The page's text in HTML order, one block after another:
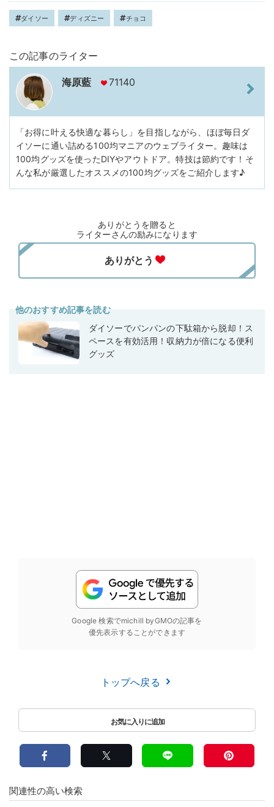
ダイソー ディズニー チョコ
この記事のライター
海原藍 71140
「お得に叶える快適な暮らし」を目指しながら、ほぼ毎日ダ
イソーに通い詰める100均マニアのウェブライター。趣味は
100均グッズを使ったDIYやアウトドア。特技は節約です！そ
んな私が厳選したオススメの100均グッズをご紹介します♪
ありがとうを贈ると
ライターさんの励みになります
他のおすすめ記事を読む
ダイソーでパンパンの下駄箱から脱却！ス
ペースを有効活用！収納力が倍になる便利
グッズ
Google 検索でmichill byGMOの記事を
優先表示することができます
トップへ戻る